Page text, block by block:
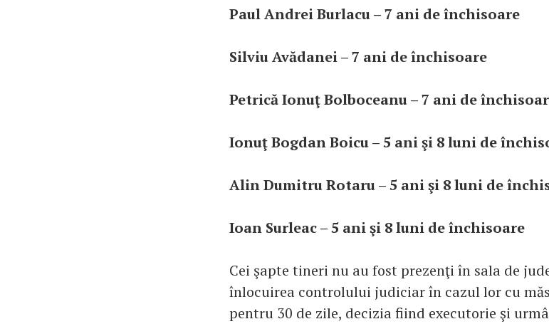
Paul Andrei Burlacu – 7 ani de închisoare
Silviu Avădanei – 7 ani de închisoare
Petrică Ionuţ Bolboceanu – 7 ani de
Ionuţ Bogdan Boicu – 5 ani şi 8 luni de
Alin Dumitru Rotaru – 5 ani şi 8 luni de
Ioan Surleac – 5 ani şi 8 luni de închisoare
Cei şapte tineri nu au fost prezenţi în sala de
înlocuirea controlului judiciar în cazul lor cu
pentru 30 de zile, decizia fiind executorie şi